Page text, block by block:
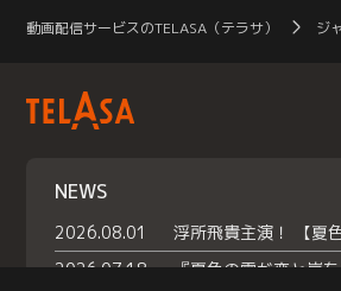
動画配信サービスのTELASA（テラサ） ジ
NEWS
2026.08.01
2026.07.18